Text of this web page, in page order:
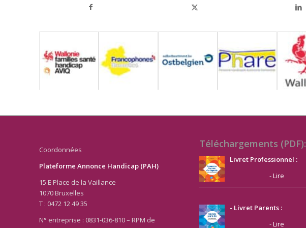
Coordonnées
Plateforme Annonce Handicap (PAH)
15 E Place de la Vaillance
1070 Bruxelles
T : 0472 12 49 35
N° entreprise : 0831-036-810 – RPM de
Téléchargements (PDF):
Livret Professionnel :
-Lire
- Livret Parents :
-Lire